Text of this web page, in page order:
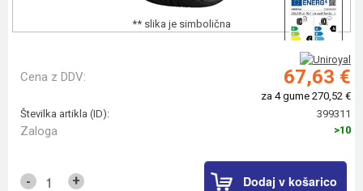
** slika je simbolična
Cena z DDV: 67,63 €
za 4 gume 270,52 €
Številka artikla (ID):
399311
Zaloga >10
- + Dodaj v košarico